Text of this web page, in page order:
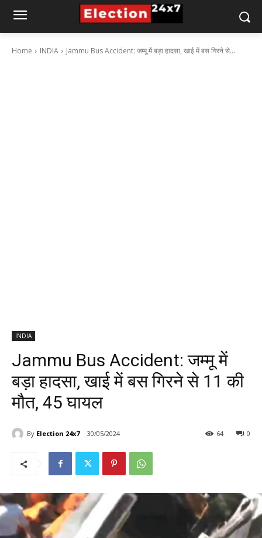
Home INDIA Jammu Bus Accident: जम्मू में बड़ा हादसा, खाई में बस गिरने से...
INDIA
Jammu Bus Accident: जम्मू में
बड़ा हादसा, खाई में बस गिरने से 11 की
मौत, 45 घायल
By Election 24x7 30/05/2024 0
64